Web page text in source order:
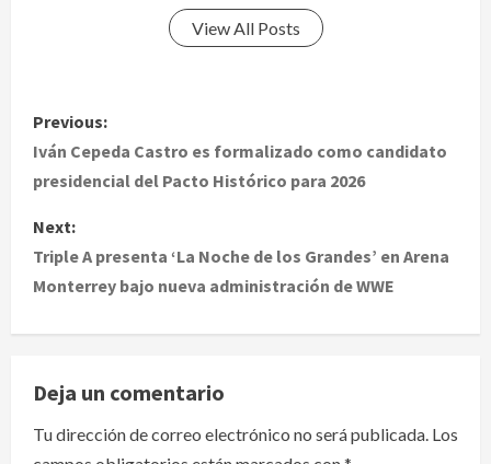
View All Posts
P
o
s
t
n
a
v
i
Previous:
Iván Cepeda Castro es formalizado como candidato
presidencial del Pacto Histórico para 2026
Next:
Triple A presenta ‘La Noche de los Grandes’ en Arena
Monterrey bajo nueva administración de WWE
Deja un comentario
Tu dirección de correo electrónico no será publicada. Los